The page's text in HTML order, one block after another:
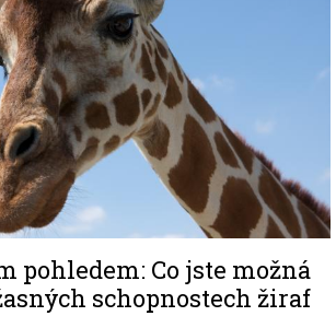
pohledem: Co jste možná
schopnostech žiraf